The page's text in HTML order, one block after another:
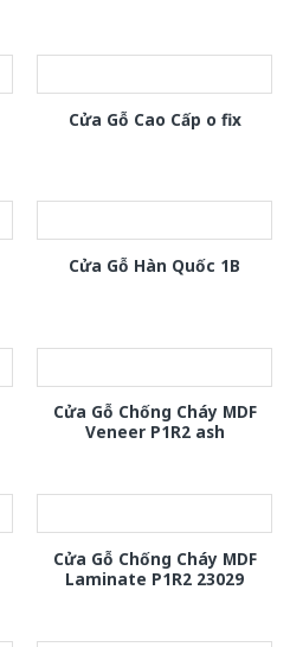
Cửa Gỗ Cao Cấp o fix
Cửa Gỗ Hàn Quốc 1B
Cửa Gỗ Chống Cháy MDF
Veneer P1R2 ash
Cửa Gỗ Chống Cháy MDF
Laminate P1R2 23029